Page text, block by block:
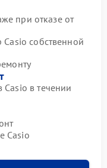
при отказе от
Casio собственной
в течении
Casio